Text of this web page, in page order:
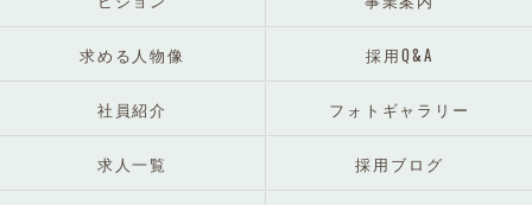
求める人物像 採用Q&A
社員紹介 フォトギャラリー
求人一覧 採用ブログ